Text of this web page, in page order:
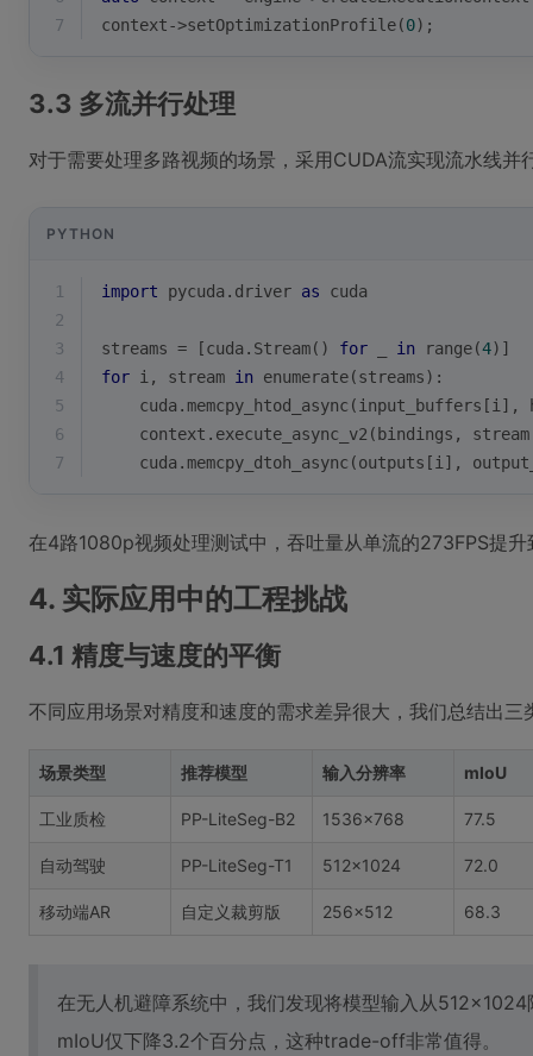
7
context->setOptimizationProfile(0);
3.3 多流并行处理
对于需要处理多路视频的场景，采用CUDA流实现流水线并
PYTHON
1 import pycuda.driver as cuda
2
3
streams = [cuda.Stream() for in range(4)]
4
for i, stream in enumerate(streams):
5
cuda.memcpy_htod_async(input_buffers[i],
6
context.execute_async_v2(bindings,
7
cuda.memcpy_dtoh_async(outputs[i],
在4路1080p视频处理测试中，吞吐量从单流的273FPS提
4. 实际应用中的工程挑战
4.1 精度与速度的平衡
不同应用场景对精度和速度的需求差异很大，我们总结出三
场景类型 推荐模型 输入分辨率 mIoU
工业质检 PP-LiteSeg-B2 1536×768 77.5
自动驾驶 PP-LiteSeg-T1 512×1024 72.0
移动端AR 自定义裁剪版 256×512 68.3
在无人机避障系统中，我们发现将模型输入从
mIoU仅下降3.2个百分点，这种trade-off非常值得。